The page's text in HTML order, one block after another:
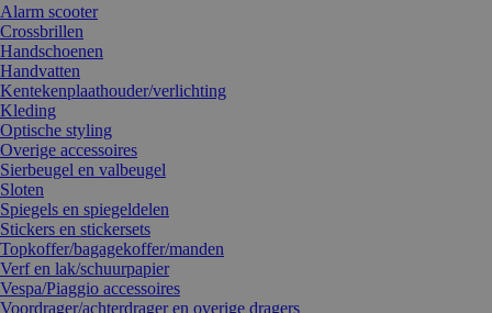
Alarm scooter
Crossbrillen
Handschoenen
Handvatten
Kentekenplaathouder/verlichting
Kleding
Optische styling
Overige accessoires
Sierbeugel en valbeugel
Sloten
Spiegels en spiegeldelen
Stickers en stickersets
Topkoffer/bagagekoffer/manden
Verf en lak/schuurpapier
Vespa/Piaggio accessoires
Voordrager/achterdrager en overige dragers